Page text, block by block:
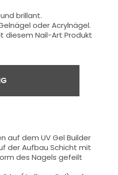
brillant.
oder Acrylnägel.
diesem Nail-Art Produkt
auf dem UV Gel Builder
der Aufbau Schicht mit
des Nagels gefeilt